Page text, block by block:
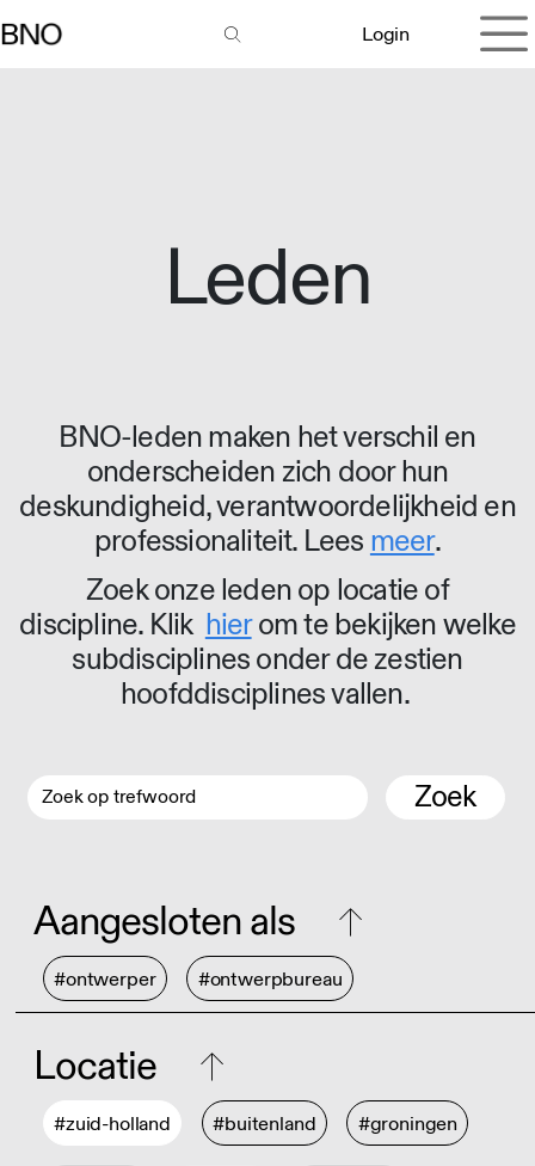
Login
Leden
BNO-leden maken het verschil en
onderscheiden zich door hun
deskundigheid, verantwoordelijkheid en
professionaliteit. Lees meer.
Zoek onze leden op locatie of
discipline. Klik hierom te bekijken welke
subdisciplines onder de zestien
hoofddisciplines vallen.
Zoek
Aangesloten als
#ontwerper #ontwerpbureau
Locatie
#zuid-holland #buitenland #groningen